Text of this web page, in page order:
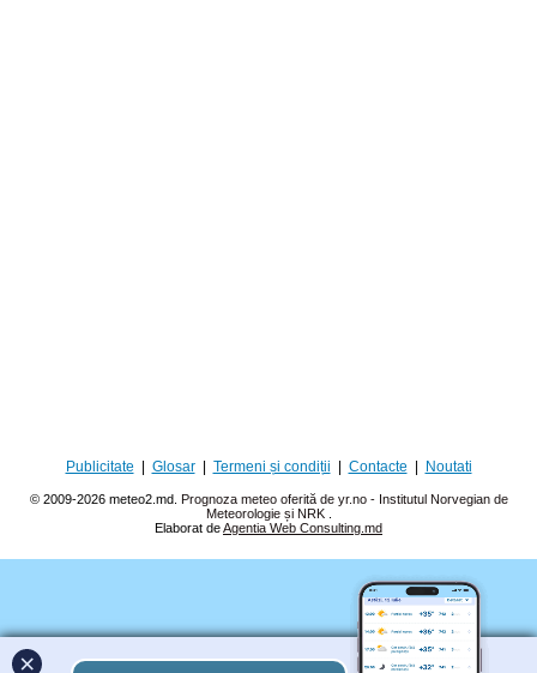
Publicitate Glosar| Termeni și condiții Contacte Noutati
© 2009-2026 meteo2.md.
Prognoza meteo oferită de yr.no - Institutul Norvegian de
Meteorologie și NRK
Elaborat deAgentia Web Consulting.md